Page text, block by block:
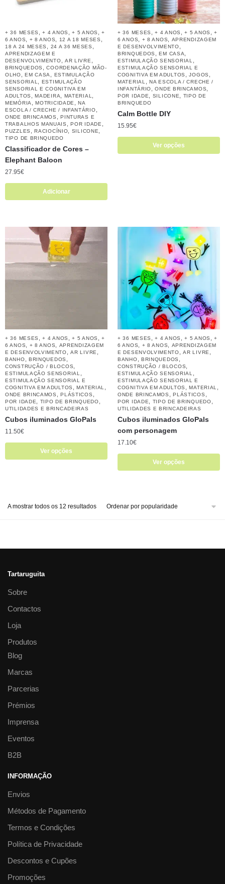
+ 36 MESES ,+ 4 ANOS ,+ 5 ANOS ,+
6 ANOS
+ 8 ANOS 12 A 18 MESES
18 A 24 MESES 24 A 36 MESES
APRENDIZAGEM E
DESENVOLVIMENTO
AR LIVRE
BRINQUEDOS ,COORDENAÇÃO MÃO-
OLHO
,EM CASA
ESTIMULAÇÃO
SENSORIAL
ESTIMULAÇÃO
SENSORIAL E COGNITIVA EM
ADULTOS
,MADEIRA MATERIAL
MEMÓRIA ,MOTRICIDADE ,NA
ESCOLA / CRECHE / INFANTÁRIO
ONDE BRINCAMOS ,PINTURAS E
TRABALHOS MANUAIS
,POR IDADE
PUZZLES ,RACIOCÍNIO SILICONE
TIPO DE BRINQUEDO
Classificador de Cores –
Elephant Baloon
27.95€
Adicionar
+ 36 MESES ,+ 4 ANOS ,+ 5 ANOS ,+
6 ANOS
+ 8 ANOS
APRENDIZAGEM
E DESENVOLVIMENTO
BRINQUEDOS ,EM CASA
ESTIMULAÇÃO SENSORIAL
ESTIMULAÇÃO SENSORIAL E
COGNITIVA EM ADULTOS
,JOGOS
MATERIAL ,NA ESCOLA / CRECHE /
INFANTÁRIO
,ONDE BRINCAMOS
POR IDADE SILICONE
TIPO DE
BRINQUEDO
Calm Bottle DIY
15.95€
Ver opções
+ 36 MESES ,+ 4 ANOS ,+ 5 ANOS ,+
6 ANOS
+ 8 ANOS
APRENDIZAGEM
E DESENVOLVIMENTO
,AR LIVRE
BANHO BRINQUEDOS
CONSTRUÇÃO / BLOCOS
ESTIMULAÇÃO SENSORIAL
ESTIMULAÇÃO SENSORIAL E
COGNITIVA EM ADULTOS
,MATERIAL
ONDE BRINCAMOS ,PLÁSTICOS
POR IDADE TIPO DE BRINQUEDO
UTILIDADES E BRINCADEIRAS
Cubos iluminados GloPals
11.50€
Ver opções
+ 36 MESES ,+ 4 ANOS ,+ 5 ANOS ,+
6 ANOS
+ 8 ANOS
APRENDIZAGEM
E DESENVOLVIMENTO
,AR LIVRE
BANHO BRINQUEDOS
CONSTRUÇÃO / BLOCOS
ESTIMULAÇÃO SENSORIAL
ESTIMULAÇÃO SENSORIAL E
COGNITIVA EM ADULTOS
,MATERIAL
ONDE BRINCAMOS ,PLÁSTICOS
POR IDADE TIPO DE BRINQUEDO
UTILIDADES E BRINCADEIRAS
Cubos iluminados GloPals
com personagem
17.10€
Ver opções
A mostrar todos os 12 resultados
Tartaruguita
Sobre
Contactos
Loja
Produtos
Blog
Marcas
Parcerias
Prémios
Imprensa
Eventos
B2B
INFORMAÇÃO
Envios
Métodos de Pagamento
Termos e Condições
Política de Privacidade
Descontos e Cupões
Promoções